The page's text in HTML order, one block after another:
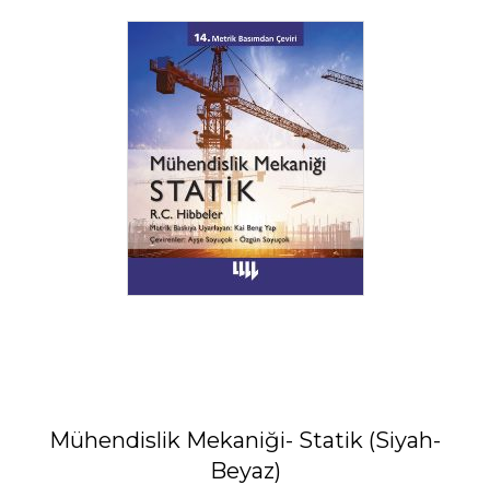
Mühendislik Mekaniği- Statik (Siyah-
Beyaz)